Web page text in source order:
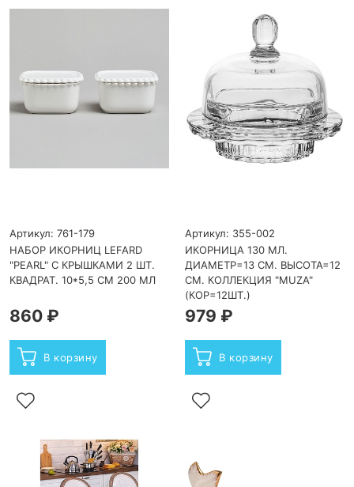
Артикул: 761-179
НАБОР ИКОРНИЦ LEFARD
"PEARL" С КРЫШКАМИ 2 ШТ.
КВАДРАТ. 10*5,5 СМ 200 МЛ
860 ₽
В корзину
Артикул: 355-002
ИКОРНИЦА 130 МЛ.
ДИАМЕТР=13 СМ. ВЫСОТА=12
СМ. КОЛЛЕКЦИЯ "MUZA"
(КОР=12ШТ.)
979 ₽
В корзину